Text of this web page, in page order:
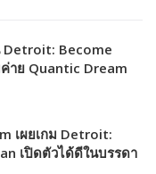
Detroit: Become
าย Quantic Dream
เผยเกม Detroit:
เปิดตัวได้ดีในบรรดา